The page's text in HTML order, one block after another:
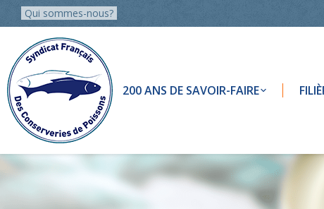
Qui sommes-nous?
200 ANS DE SAVOIR-FAIRE